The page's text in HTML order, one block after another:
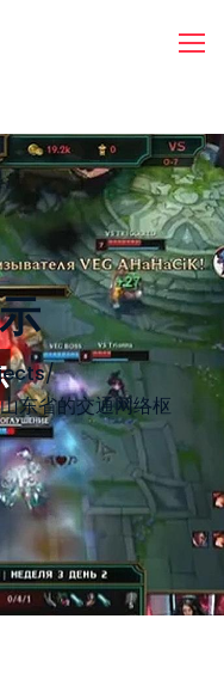
/
东省的交通网络枢